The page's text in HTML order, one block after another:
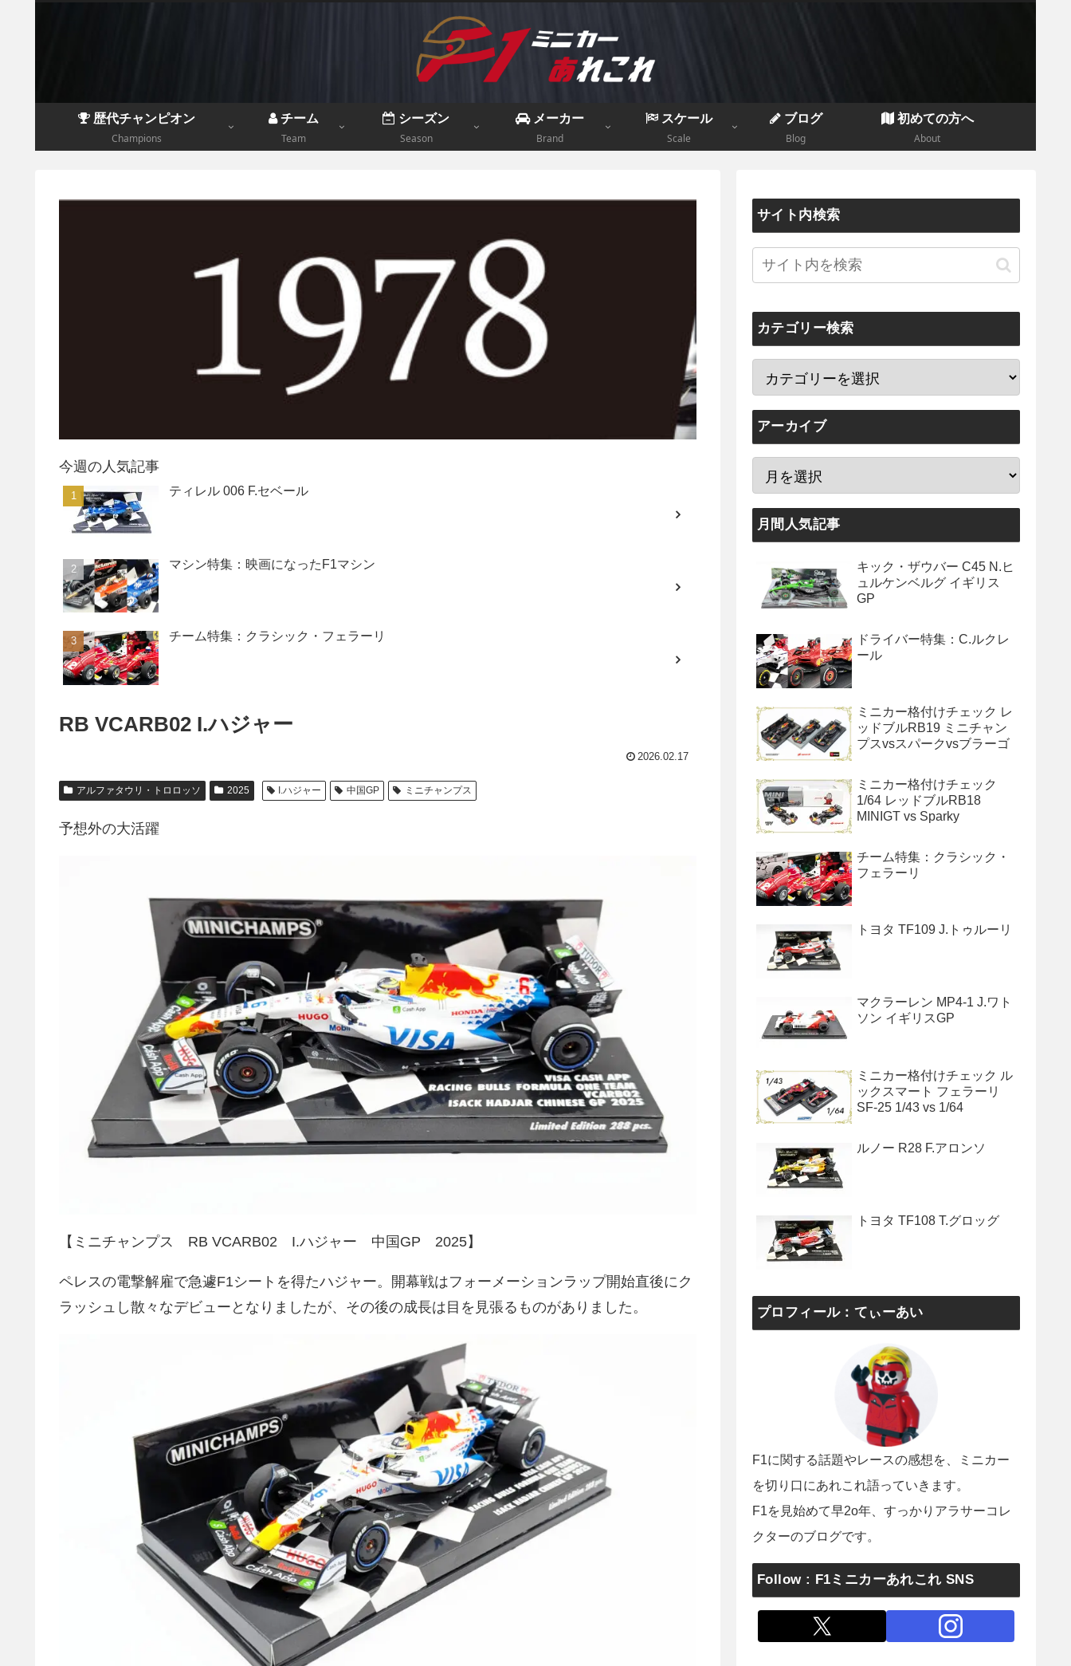
歴代チャンピオン
Champions
チーム
Team
シーズン
Season
メーカー
Brand
スケール
Scale
ブログ
Blog
初めての方へ
About
今週の人気記事
ティレル 006 F.セベール
マシン特集：映画になったF1マシン
チーム特集：クラシック・フェラーリ
RB VCARB02 I.ハジャー
2026.02.17
アルファタウリ・トロロッソ 2025 I.ハジャー 中国GP ミニチャンプス
予想外の大活躍
【ミニチャンプス RB VCARB02 I.ハジャー 中国GP 2025】
ペレスの電撃解雇で急遽F1シートを得たハジャー。開幕戦はフォーメーションラップ開始直後にク
ラッシュし散々なデビューとなりましたが、その後の成長は目を見張るものがありました。
サイト内検索
カテゴリー検索
アーカイブ
月間人気記事
キック・ザウバー C45 N.ヒ
ュルケンベルグ イギリス
GP
ドライバー特集：C.ルクレ
ール
ミニカー格付けチェック レ
ッドブルRB19 ミニチャン
プスvsスパークvsブラーゴ
ミニカー格付けチェック
1/64 レッドブルRB18
MINIGT vs Sparky
チーム特集：クラシック・
フェラーリ
トヨタ TF109 J.トゥルーリ
マクラーレン MP4-1 J.ワト
ソン イギリスGP
ミニカー格付けチェック ル
ックスマート フェラーリ
SF-25 1/43 vs 1/64
ルノー R28 F.アロンソ
トヨタ TF108 T.グロッグ
プロフィール：てぃーあい
F1に関する話題やレースの感想を、ミニカー
を切り口にあれこれ語っていきます。
F1を見始めて早2o年、すっかりアラサーコレ
クターのブログです。
Follow : F1ミニカーあれこれ SNS